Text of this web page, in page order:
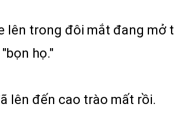
lên trong đôi mắt đang mở
họ."
lên đến cao trào mất rồi.